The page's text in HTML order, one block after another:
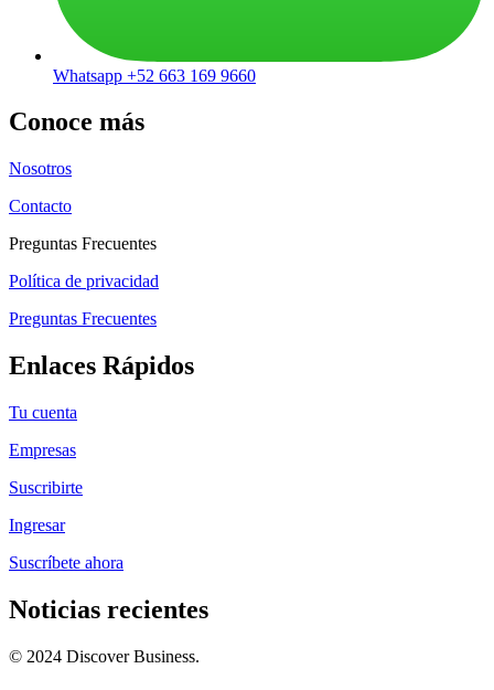
Whatsapp +52 663 169 9660
Conoce más
Nosotros
Contacto
Preguntas Frecuentes
Política de privacidad
Preguntas Frecuentes
Enlaces Rápidos
Tu cuenta
Empresas
Suscribirte
Ingresar
Suscríbete ahora
Noticias recientes
© 2024 Discover Business.